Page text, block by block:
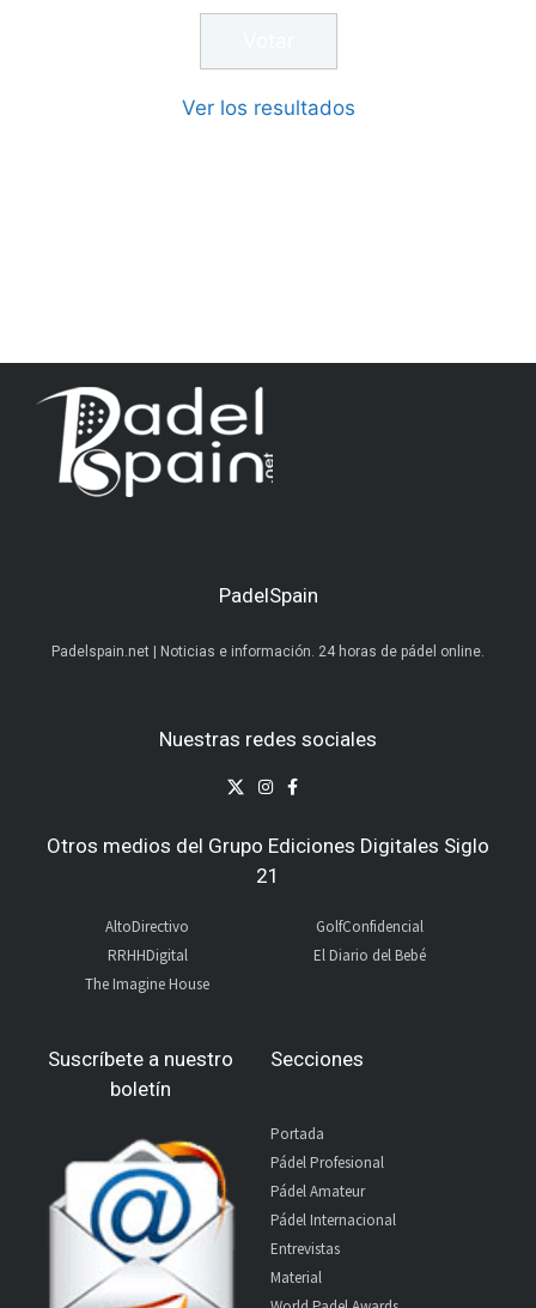
Ver los resultados
PadelSpain
Padelspain.net | Noticias e información. 24 horas de pádel online.
Nuestras redes sociales
Otros medios del Grupo Ediciones Digitales Siglo
21
AltoDirectivo
RRHHDigital
The Imagine House
GolfConfidencial
El Diario del Bebé
Suscríbete a nuestro
boletín
Secciones
Portada
Pádel Profesional
Pádel Amateur
Pádel Internacional
Entrevistas
Material